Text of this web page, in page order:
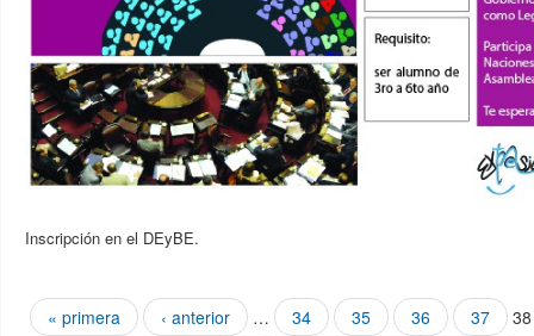
Inscripción en el DEyBE.
Páginas
« primera ‹ anterior … 34 35 36 37
38